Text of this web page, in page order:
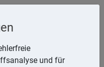
ist nicht
und für